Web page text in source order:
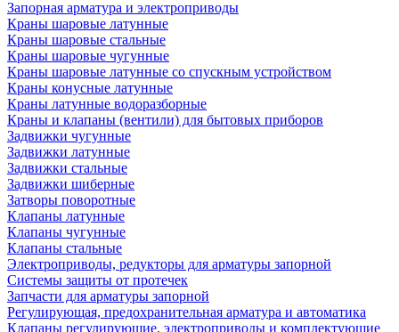
Запорная арматура и электроприводы
Краны шаровые латунные
Краны шаровые стальные
Краны шаровые чугунные
Краны шаровые латунные со спускным устройством
Краны конусные латунные
Краны латунные водоразборные
Краны и клапаны (вентили) для бытовых приборов
Задвижки чугунные
Задвижки латунные
Задвижки стальные
Задвижки шиберные
Затворы поворотные
Клапаны латунные
Клапаны чугунные
Клапаны стальные
Электроприводы, редукторы для арматуры запорной
Системы защиты от протечек
Запчасти для арматуры запорной
Регулирующая, предохранительная арматура и автоматика
Клапаны регулирующие, электроприводы и комплектующие